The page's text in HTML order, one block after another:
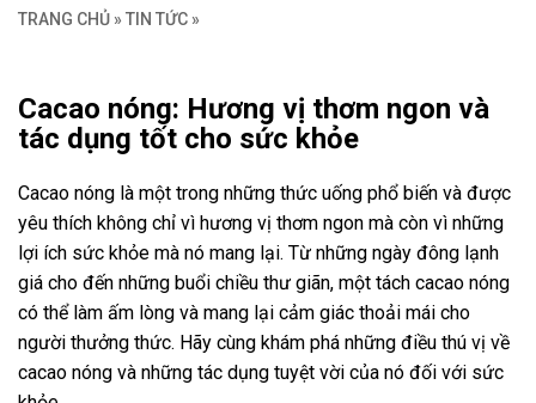
TRANG CHỦ » TIN TỨC »
Cacao nóng: Hương vị thơm ngon và
tác dụng tốt cho sức khỏe
Cacao nóng là một trong những thức uống phổ biến và được
yêu thích không chỉ vì hương vị thơm ngon mà còn vì những
lợi ích sức khỏe mà nó mang lại. Từ những ngày đông lạnh
giá cho đến những buổi chiều thư giãn, một tách cacao nóng
có thể làm ấm lòng và mang lại cảm giác thoải mái cho
người thưởng thức. Hãy cùng khám phá những điều thú vị về
cacao nóng và những tác dụng tuyệt vời của nó đối với sức